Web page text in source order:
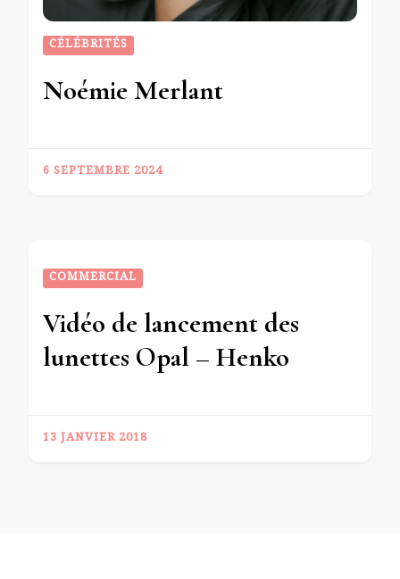
CÉLÉBRITÉS
Noémie Merlant
6 SEPTEMBRE 2024
COMMERCIAL
Vidéo de lancement des
lunettes Opal – Henko
13 JANVIER 2018